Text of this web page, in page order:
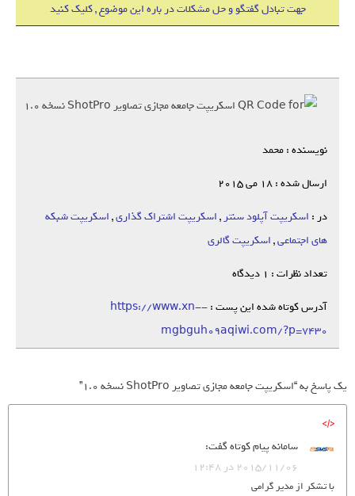
جهت تبادل گفتگو و حل مشکلات در باره این موضوع , کلیک کنید
نویسنده : محمد
ارسال شده : 18 می 2015
در : اسکریپت آپلود سنتر ,اسکریپت اشتراک گذاری,اسکریپت شبکه
های اجتماعی,اسکریپت گالری
تعداد نظرات : 1 دیدگاه
آدرس کوتاه شده این پست :https://www.xn--
mgbguh09aqiwi.com/?p=7430
یک پاسخ به “اسکریپت جامعه مجازی تصاویر ShotPro نسخه ۱.۰”
سامانه پیام کوتاهگفت:
2015/11/06 در 12:48
با تشکر از مدیر گرامی